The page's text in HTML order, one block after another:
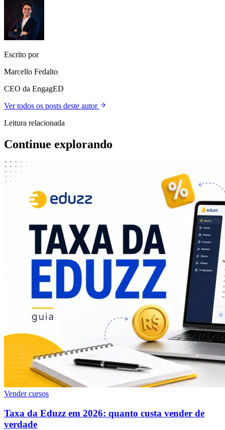
Escrito por
Marcello Fedalto
CEO da EngagED
Ver todos os posts deste autor
Leitura relacionada
Continue explorando
Vender cursos
Taxa da Eduzz em 2026: quanto custa vender de
verdade